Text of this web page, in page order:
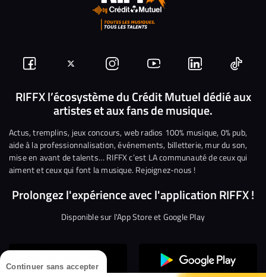
Continuer sans accepter
Suivez-
nous
Facebook
Suivez-
nous
sur
Twitter
Nous
rejoindre
sur
Instagram
Nous
rejoindre
sur
YouTube
Nous
rejoindre
sur
Linkedin
Nous
RIFFX l’écosystème du Crédit Mutuel dédié aux
artistes et aux fans de musique.
Actus, tremplins, jeux concours, web radios 100% musique, 0% pub,
aide à la professionnalisation, événements, billetterie, mur du son,
mise en avant de talents… RIFFX c’est LA communauté de ceux qui
aiment et ceux qui font la musique. Rejoignez-nous !
Prolongez l'expérience avec l'application RIFFX !
Disponible sur l'App Store et Google Play